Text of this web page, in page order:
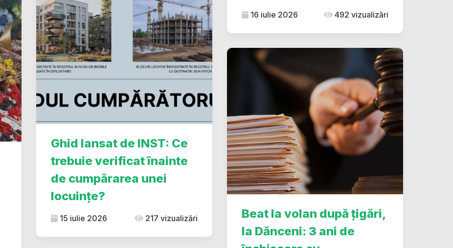
16 iulie 2026 492 vizualizări
Ghid lansat de INST: Ce
trebuie verificat înainte
de cumpărarea unei
locuințe?
15 iulie 2026 217 vizualizări
Beat la volan după țigări,
la Dănceni: 3 ani de